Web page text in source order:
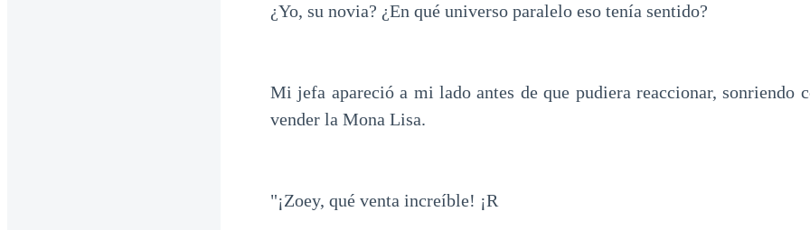
¿Yo, su novia? ¿En qué universo paralelo eso tenía sentido?
Mi jefa apareció a mi lado antes de que pudiera reaccionar, sonriendo
vender la Mona Lisa.
"¡Zoey, qué venta increíble! ¡R